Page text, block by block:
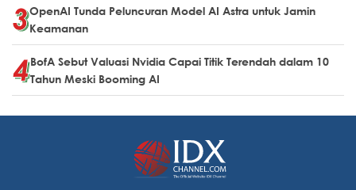
OpenAI Tunda Peluncuran Model AI Astra untuk Jamin
Keamanan
BofA Sebut Valuasi Nvidia Capai Titik Terendah dalam 10
Tahun Meski Booming AI